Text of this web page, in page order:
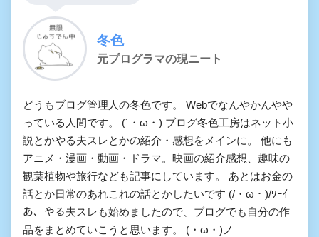
冬色
元プログラマの現ニート
どうもブログ管理人の冬色です。 Webでなんやかんやや
っている人間です。 (´・ω・) ブログ冬色工房はネット小
説とかやる夫スレとかの紹介・感想をメインに。 他にも
アニメ・漫画・動画・ドラマ。映画の紹介感想、趣味の
観葉植物や旅行なども記事にしています。 あとはお金の
話とか日常のあれこれの話とかしたいです (/・ω・)/ﾜｰｲ
あ、やる夫スレも始めましたので、ブログでも自分の作
品をまとめていこうと思います。 (・ω・)ノ